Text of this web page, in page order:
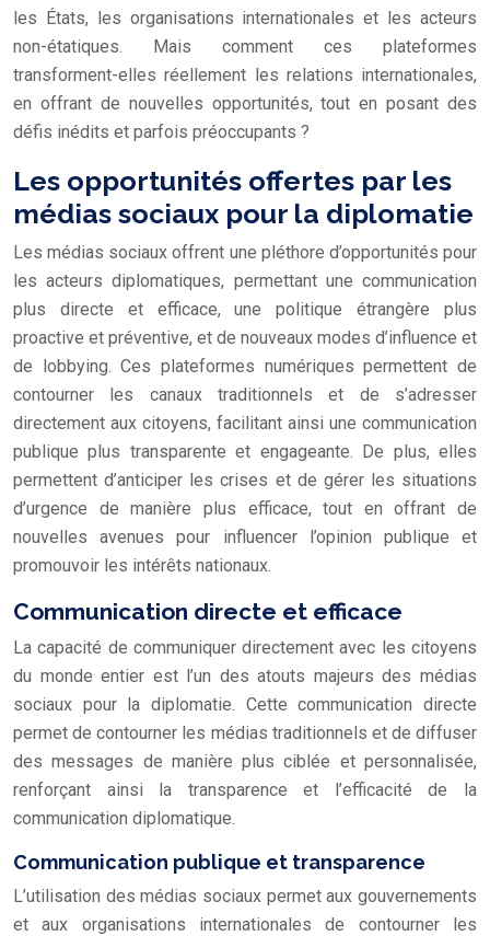
les États, les organisations internationales et les acteurs
non-étatiques. Mais comment ces plateformes
transforment-elles réellement les relations internationales,
en offrant de nouvelles opportunités, tout en posant des
défis inédits et parfois préoccupants ?
Les opportunités offertes par les
médias sociaux pour la diplomatie
Les médias sociaux offrent une pléthore d’opportunités pour
les acteurs diplomatiques, permettant une communication
plus directe et efficace, une politique étrangère plus
proactive et préventive, et de nouveaux modes d’influence et
de lobbying. Ces plateformes numériques permettent de
contourner les canaux traditionnels et de s’adresser
directement aux citoyens, facilitant ainsi une communication
publique plus transparente et engageante. De plus, elles
permettent d’anticiper les crises et de gérer les situations
d’urgence de manière plus efficace, tout en offrant de
nouvelles avenues pour influencer l’opinion publique et
promouvoir les intérêts nationaux.
Communication directe et efficace
La capacité de communiquer directement avec les citoyens
du monde entier est l’un des atouts majeurs des médias
sociaux pour la diplomatie. Cette communication directe
permet de contourner les médias traditionnels et de diffuser
des messages de manière plus ciblée et personnalisée,
renforçant ainsi la transparence et l’efficacité de la
communication diplomatique.
Communication publique et transparence
L’utilisation des médias sociaux permet aux gouvernements
et aux organisations internationales de contourner les